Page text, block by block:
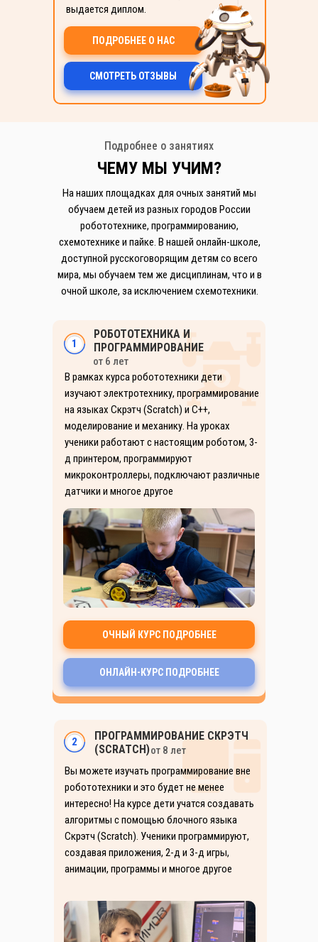
СМОТРЕТЬ ОТЗЫВЫ
выдается диплом.
ПОДРОБНЕЕ О НАС
ЧЕМУ МЫ УЧИМ?
Подробнее о занятиях
На наших площадках для очных занятий мы
обучаем детей из разных городов России
робототехнике, программированию,
схемотехнике и пайке. В нашей онлайн-школе,
доступной русскоговорящим детям со всего
мира, мы обучаем тем же дисциплинам, что и в
очной школе, за исключением схемотехники.
1
РОБОТОТЕХНИКА И
ПРОГРАММИРОВАНИЕ
В рамках курса робототехники дети
изучают электротехнику, программирование
на языках Скрэтч (Scratch) и C++,
моделирование и механику. На уроках
ученики работают с настоящим роботом, 3-
д принтером, программируют
микроконтроллеры, подключают различные
датчики и многое другое
ОЧНЫЙ КУРС ПОДРОБНЕЕ
ОНЛАЙН-КУРС ПОДРОБНЕЕ
2
ПРОГРАММИРОВАНИЕ СКРЭТЧ
(SCRATCH)
Вы можете изучать программирование вне
робототехники и это будет не менее
интересно! На курсе дети учатся создавать
алгоритмы с помощью блочного языка
Скрэтч (Scratch). Ученики программируют,
создавая приложения, 2-д и 3-д игры,
анимации, программы и многое другое
от 8 лет
от 6 лет